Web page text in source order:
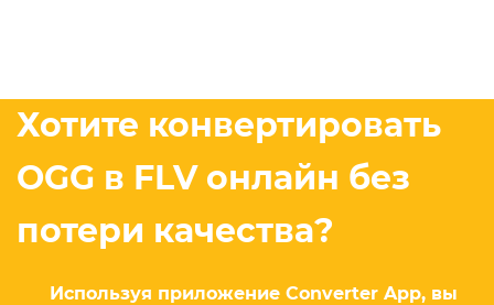
Хотите конвертировать
OGG в FLV онлайн без
потери качества?
Используя приложение Converter App, вы